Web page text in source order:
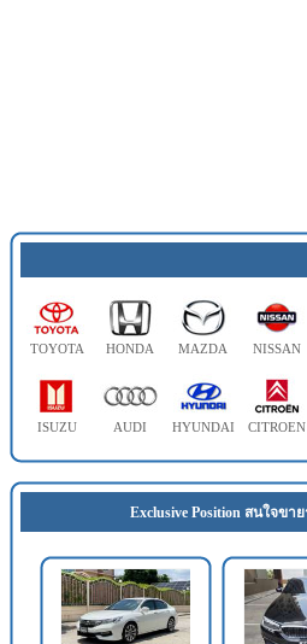
TOYOTA HONDA MAZDA NISSAN
ISUZU AUDI HYUNDAI CITROEN
Exclusive Position สนใจขา